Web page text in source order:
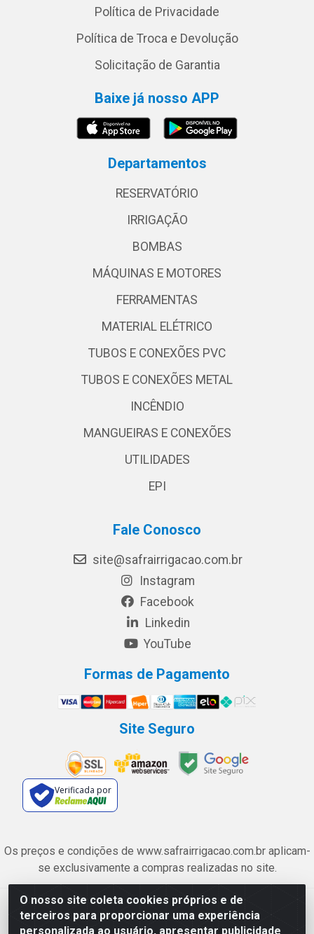
O nosso site coleta cookies próprios e de
terceiros para proporcionar uma experiência
personalizada ao usuário, apresentar publicidade
Política de Privacidade
Política de Troca e Devolução
Solicitação de Garantia
Baixe já nosso APP
Departamentos
RESERVATÓRIO
IRRIGAÇÃO
BOMBAS
MÁQUINAS E MOTORES
FERRAMENTAS
MATERIAL ELÉTRICO
TUBOS E CONEXÕES PVC
TUBOS E CONEXÕES METAL
INCÊNDIO
MANGUEIRAS E CONEXÕES
UTILIDADES
EPI
Fale Conosco
site@safrairrigacao.com.br
Instagram
Facebook
Linkedin
YouTube
Formas de Pagamento
Site Seguro
Verificada por
Os preços e condições de www.safrairrigacao.com.br aplicam-
se exclusivamente a compras realizadas no site.
Safra Agrícola e Pecuária LTDA - Avenida Castelo Branco, 5330 -
Esplanada dos Anicuns, Goiânia/GO - CEP 74.433-205 - CNPJ